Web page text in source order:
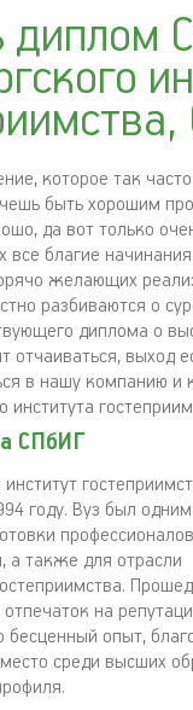
диплом
которое так
быть хорошим
да вот только
все благие
желающих
разбиваются о
диплома о
отчаиваться, выход
в нашу компанию и
института
СПбИГ
институт
году. Вуз был
а также для отрасли
на
бесценный опыт,
среди высших